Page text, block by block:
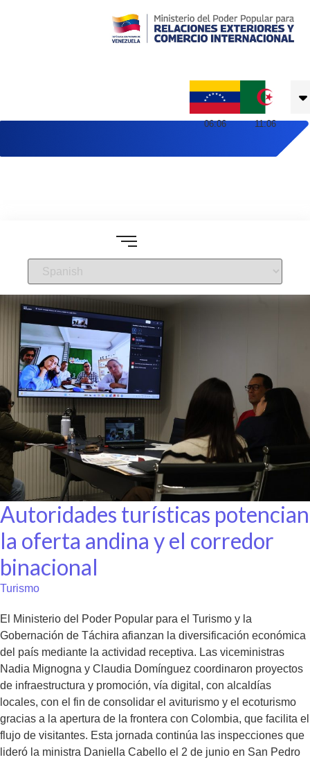
06:06 11:06
Autoridades turísticas potencian
la oferta andina y el corredor
binacional
Turismo
El Ministerio del Poder Popular para el Turismo y la
Gobernación de Táchira afianzan la diversificación económica
del país mediante la actividad receptiva. Las viceministras
Nadia Mignogna y Claudia Domínguez coordinaron proyectos
de infraestructura y promoción, vía digital, con alcaldías
locales, con el fin de consolidar el aviturismo y el ecoturismo
gracias a la apertura de la frontera con Colombia, que facilita el
flujo de visitantes. Esta jornada continúa las inspecciones que
lideró la ministra Daniella Cabello el 2 de junio en San Pedro